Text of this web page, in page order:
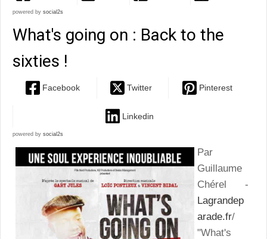
powered by social2s
What's going on : Back to the
sixties !
Facebook Twitter Pinterest
Linkedin
powered by social2s
Par
Guillaume
Chérel -
Lagrandep
arade.fr/
"What's